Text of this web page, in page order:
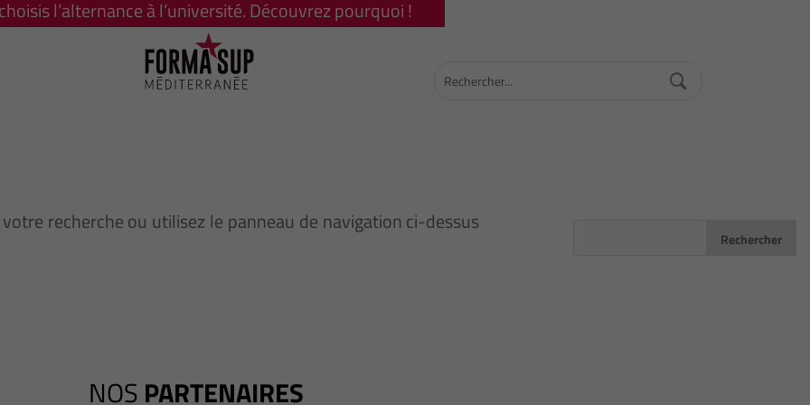
l’alternance à l’université. Découvrez pourquoi !
recherche ou utilisez le panneau de navigation ci-dessus
NOS PARTENAIRES